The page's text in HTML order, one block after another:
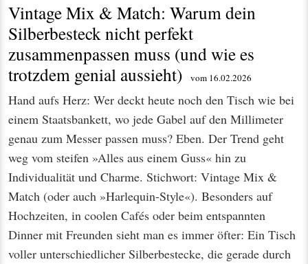
Vintage Mix & Match: Warum dein
Silberbesteck nicht perfekt
zusammenpassen muss (und wie es
trotzdem genial aussieht) vom 16.02.2026
Hand aufs Herz: Wer deckt heute noch den Tisch wie bei
einem Staatsbankett, wo jede Gabel auf den Millimeter
genau zum Messer passen muss? Eben. Der Trend geht
weg vom steifen »Alles aus einem Guss« hin zu
Individualität und Charme. Stichwort: Vintage Mix &
Match (oder auch »Harlequin-Style«). Besonders auf
Hochzeiten, in coolen Cafés oder beim entspannten
Dinner mit Freunden sieht man es immer öfter: Ein Tisch
voller unterschiedlicher Silberbestecke, die gerade durch